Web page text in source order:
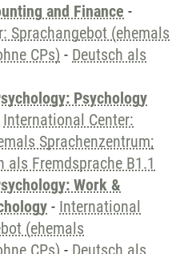
and Finance -
Sprachangebot (ehemals
CPs) - Deutsch als
Psychology
International Center:
Sprachenzentrum;
als Fremdsprache B1.1
Work &
- International
(ehemals
CPs) - Deutsch als